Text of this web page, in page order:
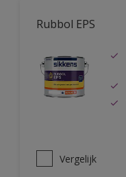
Rubbol EPS
Vergelijk